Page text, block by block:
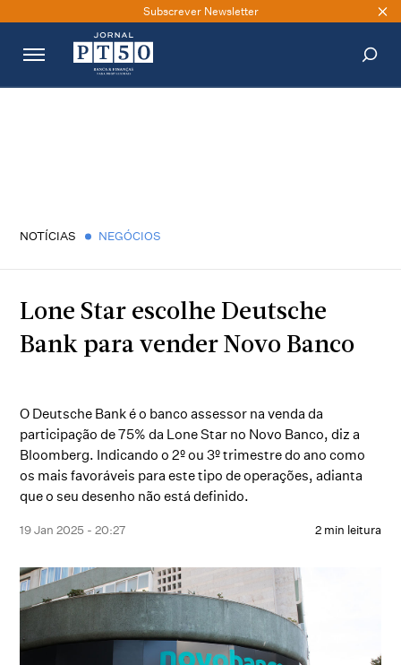
Subscrever Newsletter
NOTÍCIAS NEGÓCIOS
Lone Star escolhe Deutsche
Bank para vender Novo Banco
O Deutsche Bank é o banco assessor na venda da
participação de 75% da Lone Star no Novo Banco, diz a
Bloomberg. Indicando o 2º ou 3º trimestre do ano como
os mais favoráveis para este tipo de operações, adianta
que o seu desenho não está definido.
19 Jan 2025 - 20:27 2 min leitura